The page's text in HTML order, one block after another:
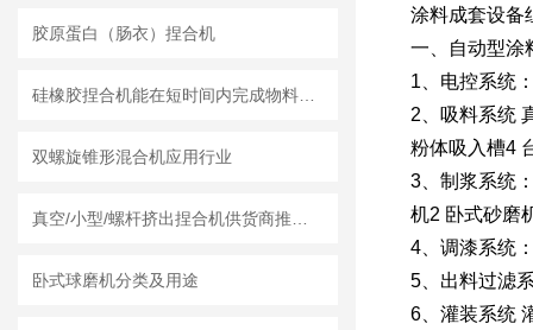
胶原蛋白（肠衣）捏合机
双螺旋锥形混合机应用行业
卧式球磨机分类及用途
涂料成套设备
一、自动型涂
1、电控系统
2、吸料系统
粉体吸入槽4
3、制浆系统
机2 卧式砂磨
4、调漆系统
5、出料过滤
6、灌装系统